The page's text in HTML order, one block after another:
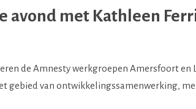
avond met Kathleen
de Amnesty werkgroepen Amersfoort
gebied van ontwikkelingssamenwerking,